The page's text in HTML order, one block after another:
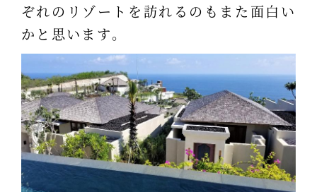
ぞれのリゾートを訪れるのもまた面白い
かと思います。